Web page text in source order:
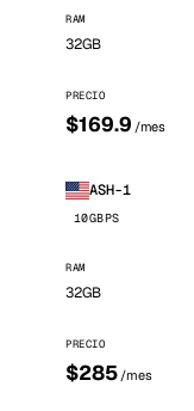
RAM
32GB
PRECIO
$169.9 /mes
ASH-1
10GBPS
RAM
32GB
PRECIO
$285 /mes